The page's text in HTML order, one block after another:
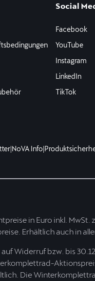
Social
Facebook
YouTube
Instagram
LinkedIn
TikTok
|NoVA Info|
in Euro inkl.
Erhältlich auch in
Widerruf bzw. bis
Die